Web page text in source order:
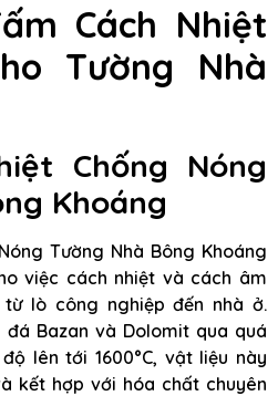
Cách Nhiệt
Tường Nhà
Chống Nóng
Khoáng
Tường Nhà Bông Khoáng
việc cách nhiệt và cách âm
lò công nghiệp đến nhà ở.
Bazan và Dolomit qua quá
lên tới 1600°C, vật liệu này
kết hợp với hóa chất chuyên